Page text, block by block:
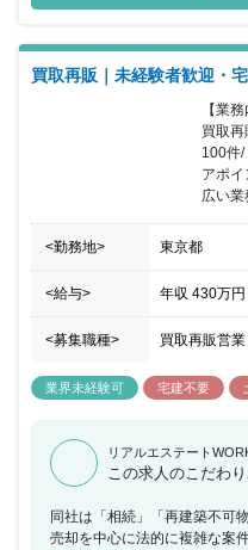
画発表会6月と12月にあり社
バー3名）ゆくゆくは10名規
動を行うのではなく、週に2度
は、規模が大きくなるほど、
生じます。しかし、同社の方
ん。どこよりも正しく「不動
チーム 個人主義の体制でなく
り組み、全社でサポートしま
ンセンティブ制度はありませ
「利他」視点での営業活動を
すると考え、安定の固定給を
買取再販｜未経験者歓迎・
【業務
買取
100件/
アポ
広い
<勤務地> 東京都
<給与> 年収 430万円
<募集職種> 買取再販営業
業界未経験可 宅建不要
リアルエステート
この求人のこだわ
同社は「相続」「再建築不可
売却を中心に法的に複雑な案